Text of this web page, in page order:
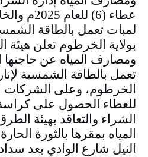
عطاء (6)
لمبات تعمل بالطاقة
بولاية الخرطوم تعلن هيئة
ومصارف المياه عن حاجتها
تعمل بالطاقة الشمسية
الخرطوم، وعلى الشركات
للعطاء الحصول على
الشراء والتعاقد بهيئة